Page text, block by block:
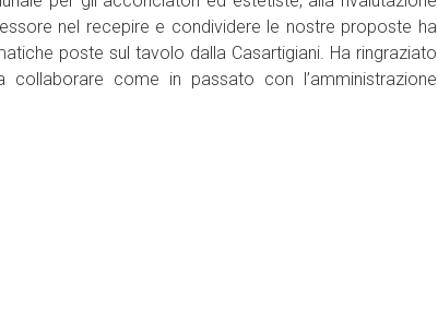
nel recepire e condividere le nostre proposte ha
poste sul tavolo dalla Casartigiani. Ha ringraziato
collaborare come in passato con l’amministrazione